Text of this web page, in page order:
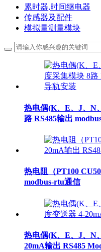
累时器,时间继电器
传感器及配件
模拟量测量模块
热电偶(K、E、J、N
路 RS485输出
热电阻（PT100
modbus-rtu通信
热电偶(K、E、J、N
20mA输出 RS485